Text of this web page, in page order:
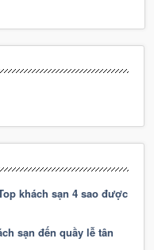
khách sạn 4 sao được
sạn đến quầy lễ tân